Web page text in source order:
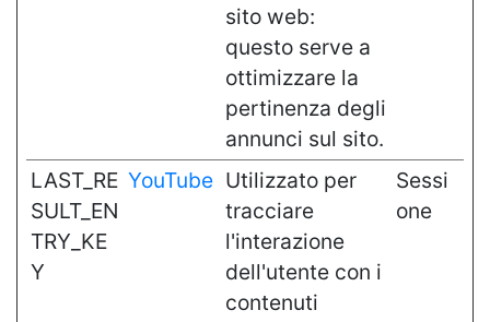
sito web:
questo serve a
ottimizzare la
pertinenza degli
annunci sul sito.
LAST_RE
SULT_EN
TRY_KE
Y
YouTube Utilizzato per
tracciare
l'interazione
dell'utente con i
contenuti
Sessi
one